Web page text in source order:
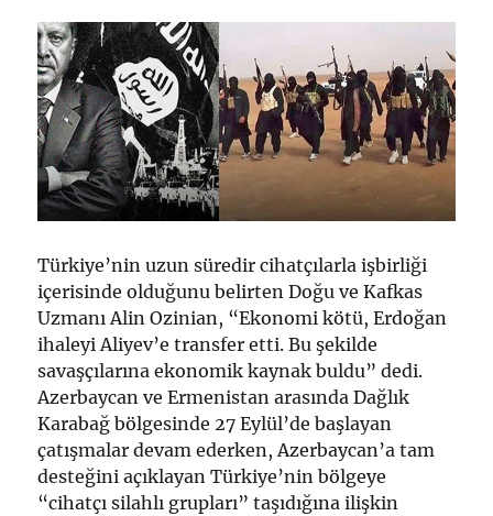
Türkiye’nin uzun süredir cihatçılarla işbirliği
içerisinde olduğunu belirten Doğu ve Kafkas
Uzmanı Alin Ozinian, “Ekonomi kötü, Erdoğan
ihaleyi Aliyev’e transfer etti. Bu şekilde
savaşçılarına ekonomik kaynak buldu” dedi.
Azerbaycan ve Ermenistan arasında Dağlık
Karabağ bölgesinde 27 Eylül’de başlayan
çatışmalar devam ederken, Azerbaycan’a tam
desteğini açıklayan Türkiye’nin bölgeye
“cihatçı silahlı grupları” taşıdığına ilişkin